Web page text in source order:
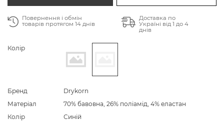
Повернення і обмін
товарів протягом 14 днів
Доставка по
Україні від 1 до 4
днів
Колір
Бренд
Drykorn
Матеріал
70% бавовна, 26% поліамід, 4% еластан
Колір
Синій